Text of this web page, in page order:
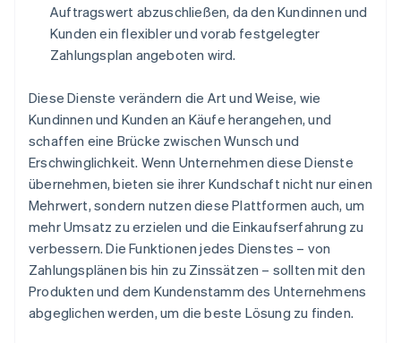
Auftragswert abzuschließen, da den Kundinnen und
Kunden ein flexibler und vorab festgelegter
Zahlungsplan angeboten wird.
Diese Dienste verändern die Art und Weise, wie
Kundinnen und Kunden an Käufe herangehen, und
schaffen eine Brücke zwischen Wunsch und
Erschwinglichkeit. Wenn Unternehmen diese Dienste
übernehmen, bieten sie ihrer Kundschaft nicht nur einen
Mehrwert, sondern nutzen diese Plattformen auch, um
mehr Umsatz zu erzielen und die Einkaufserfahrung zu
verbessern. Die Funktionen jedes Dienstes – von
Zahlungsplänen bis hin zu Zinssätzen – sollten mit den
Produkten und dem Kundenstamm des Unternehmens
abgeglichen werden, um die beste Lösung zu finden.